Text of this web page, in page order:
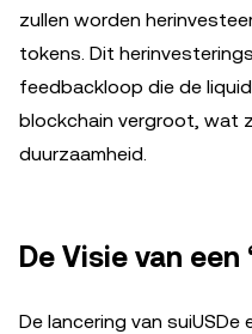
zullen worden
tokens. Dit
feedbackloop die de
blockchain vergroot, wat
duurzaamheid.
De Visie van een
De lancering van suiUSDe